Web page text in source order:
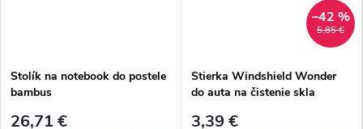
Stolík na notebook do postele
bambus
26,71 €
5,85 €
–42 %
Stierka Windshield Wonder
do auta na čistenie skla
3,39 €